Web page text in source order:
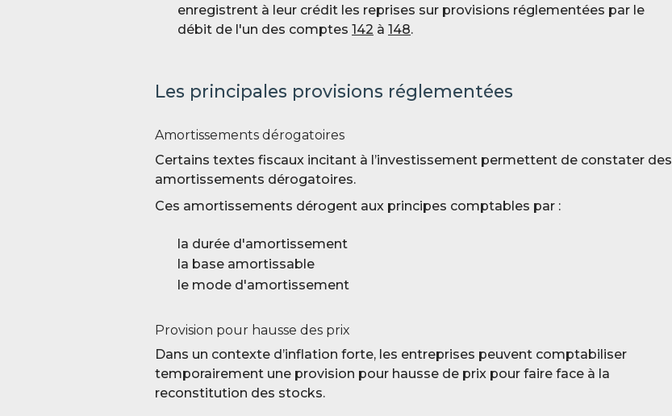
enregistrent à leur crédit les reprises sur provisions réglementées par le
débit de l'un des comptes 142 à 148.
Les principales provisions réglementées
Amortissements dérogatoires
Certains textes fiscaux incitant à l’investissement permettent de constater des
amortissements dérogatoires.
Ces amortissements dérogent aux principes comptables par :
la durée d'amortissement
la base amortissable
le mode d'amortissement
Provision pour hausse des prix
Dans un contexte d’inflation forte, les entreprises peuvent comptabiliser
temporairement une provision pour hausse de prix pour faire face à la
reconstitution des stocks.